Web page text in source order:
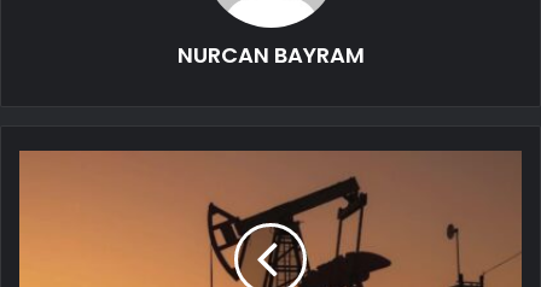
NURCAN BAYRAM